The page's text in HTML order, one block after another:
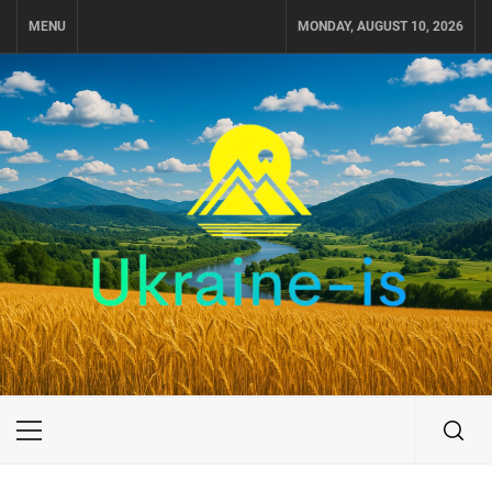
MENU MONDAY, AUGUST 10, 2026
UKRAINE-IS
ПОДОРОЖI ПО УКРАЇНІ
Primary